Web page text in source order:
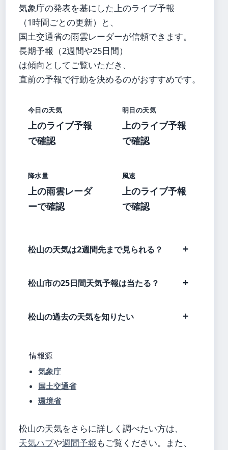
気象庁の発表を基にした上のライブ予報
（1時間ごとの更新）と、
国土交通省の雨雲レーダーが信頼できます。
長期予報（2週間や25日間）
は傾向としてご覧いただき、
直前の予報で行動を決めるのがおすすめです。
今日の天気
上のライブ予報
で確認
明日の天気
上のライブ予報
で確認
降水量
上の雨雲レーダ
ーで確認
風速
上のライブ予報
で確認
松山の天気は2週間先まで見られる？
松山市の25日間天気予報は当たる？
松山の過去の天気を知りたい
情報源
気象庁
国土交通省
環境省
松山の天気をさらに詳しく調べたい方は、
天気ハブや週間予報 もご覧ください。また、